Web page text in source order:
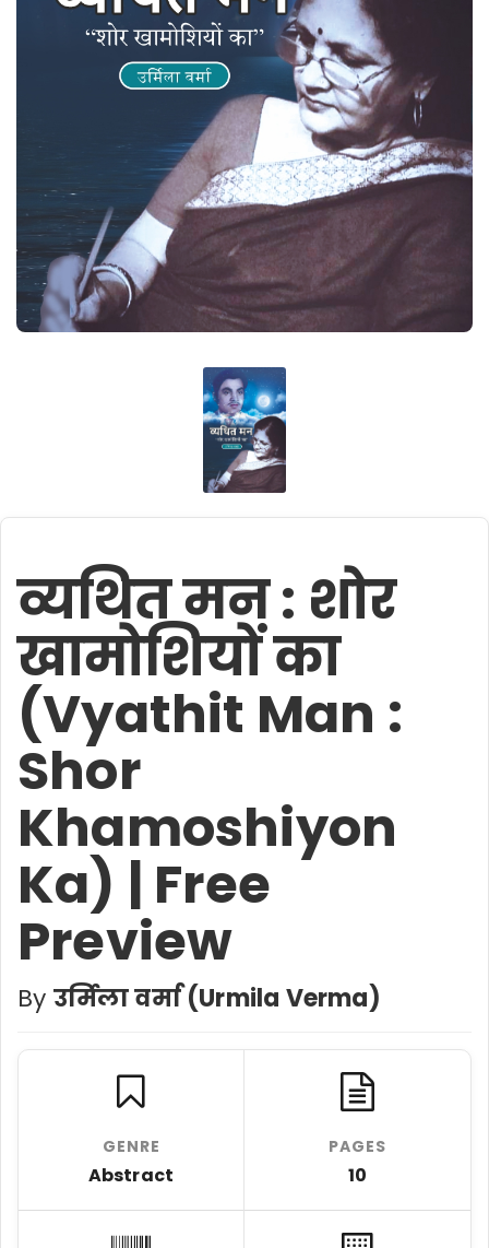
व्यथित मन : शोर
खामोशियों का
(Vyathit Man :
Shor
Khamoshiyon
Ka) | Free
Preview
By उर्मिला वर्मा (Urmila Verma)
GENRE
Abstract
PAGES
10